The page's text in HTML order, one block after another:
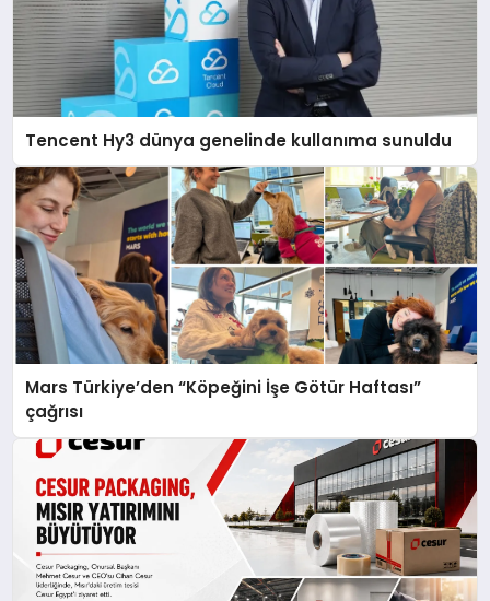
Tencent Hy3 dünya genelinde kullanıma sunuldu
Mars Türkiye’den “Köpeğini İşe Götür Haftası”
çağrısı